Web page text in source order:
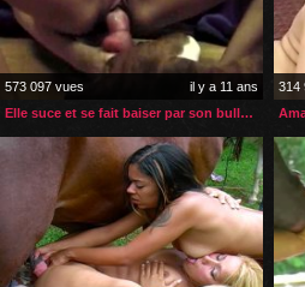
573 097 vues
il y a 11 ans
Elle suce et se fait baiser par son bulldog
314